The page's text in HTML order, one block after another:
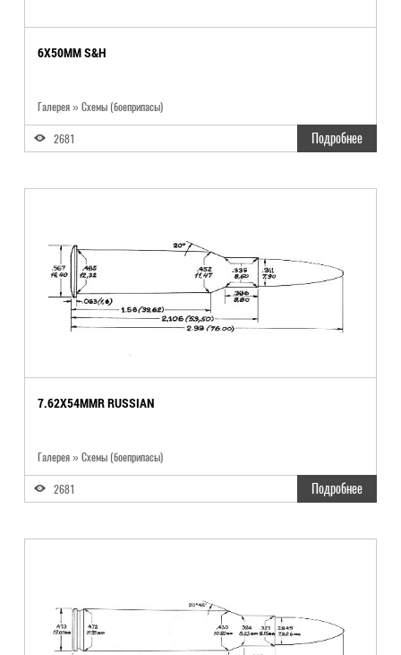
6X50MM S&H
Галерея » Схемы (боеприпасы)
2681 Подробнее
7.62X54MMR RUSSIAN
Галерея » Схемы (боеприпасы)
2681 Подробнее